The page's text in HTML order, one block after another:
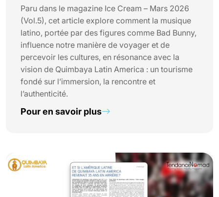
Paru dans le magazine Ice Cream – Mars 2026
(Vol.5), cet article explore comment la musique
latino, portée par des figures comme Bad Bunny,
influence notre manière de voyager et de
percevoir les cultures, en résonance avec la
vision de Quimbaya Latin America : un tourisme
fondé sur l’immersion, la rencontre et
l’authenticité.
Pour en savoir plus